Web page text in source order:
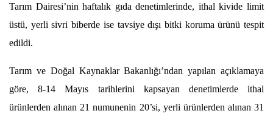
Tarım Dairesi’nin haftalık gıda denetimlerinde, ithal kivide limit
üstü, yerli sivri biberde ise tavsiye dışı bitki koruma ürünü tespit
edildi.
Tarım ve Doğal Kaynaklar Bakanlığı’ndan yapılan açıklamaya
göre, 8-14 Mayıs tarihlerini kapsayan denetimlerde ithal
ürünlerden alınan 21 numunenin 20’si, yerli ürünlerden alınan 31